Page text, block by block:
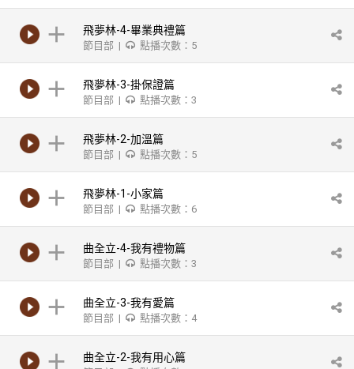
飛夢林-4-畢業典禮篇
節目部 | 點播次數：5
飛夢林-3-掛保證篇
節目部 | 點播次數：3
飛夢林-2-加溫篇
節目部 | 點播次數：5
飛夢林-1-小家篇
節目部 | 點播次數：6
曲全立-4-我有禮物篇
節目部 | 點播次數：3
曲全立-3-我有愛篇
節目部 | 點播次數：4
曲全立-2-我有用心篇